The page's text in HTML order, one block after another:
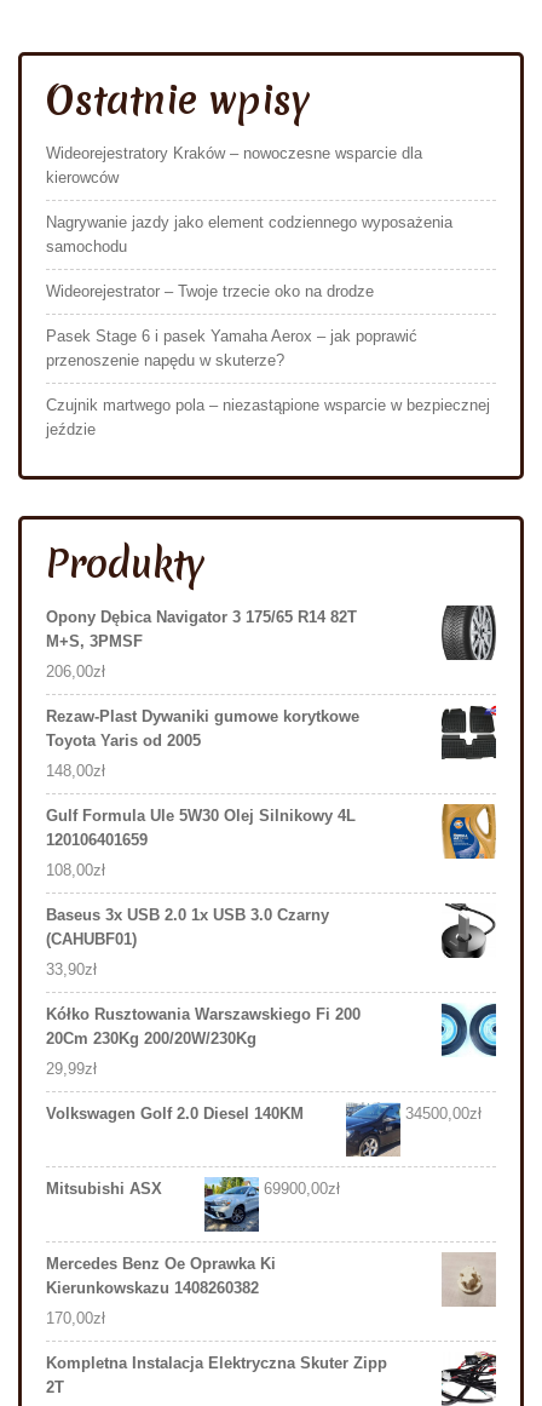
Ostatnie wpisy
Wideorejestratory Kraków – nowoczesne wsparcie dla
kierowców
Nagrywanie jazdy jako element codziennego wyposażenia
samochodu
Wideorejestrator – Twoje trzecie oko na drodze
Pasek Stage 6 i pasek Yamaha Aerox – jak poprawić
przenoszenie napędu w skuterze?
Czujnik martwego pola – niezastąpione wsparcie w bezpiecznej
jeździe
Produkty
Opony Dębica Navigator 3 175/65 R14 82T
M+S, 3PMSF
206,00zł
Rezaw-Plast Dywaniki gumowe korytkowe
Toyota Yaris od 2005
148,00zł
Gulf Formula Ule 5W30 Olej Silnikowy 4L
120106401659
108,00zł
Baseus 3x USB 2.0 1x USB 3.0 Czarny
(CAHUBF01)
33,90zł
Kółko Rusztowania Warszawskiego Fi 200
20Cm 230Kg 200/20W/230Kg
29,99zł
Volkswagen Golf 2.0 Diesel 140KM 34500,00zł
Mitsubishi ASX 69900,00zł
Mercedes Benz Oe Oprawka Ki
Kierunkowskazu 1408260382
170,00zł
Kompletna Instalacja Elektryczna Skuter Zipp
2T